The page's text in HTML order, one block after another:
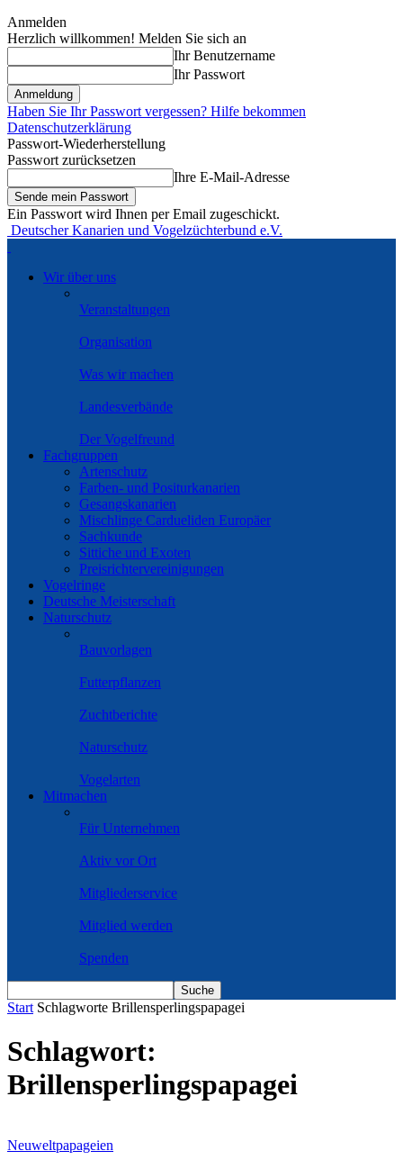
Anmelden
Herzlich willkommen! Melden Sie sich an
Ihr Benutzername
Ihr Passwort
Haben Sie Ihr Passwort vergessen? Hilfe bekommen
Datenschutzerklärung
Passwort-Wiederherstellung
Passwort zurücksetzen
Ihre E-Mail-Adresse
Ein Passwort wird Ihnen per Email zugeschickt.
Deutscher Kanarien und Vogelzüchterbund e.V.
Wir über uns
Veranstaltungen
Organisation
Was wir machen
Landesverbände
Der Vogelfreund
Fachgruppen
Artenschutz
Farben- und Positurkanarien
Gesangskanarien
Mischlinge Cardueliden Europäer
Sachkunde
Sittiche und Exoten
Preisrichtervereinigungen
Vogelringe
Deutsche Meisterschaft
Naturschutz
Bauvorlagen
Futterpflanzen
Zuchtberichte
Naturschutz
Vogelarten
Mitmachen
Für Unternehmen
Aktiv vor Ort
Mitgliederservice
Mitglied werden
Spenden
Start Schlagworte Brillensperlingspapagei
Schlagwort:
Brillensperlingspapagei
Neuweltpapageien